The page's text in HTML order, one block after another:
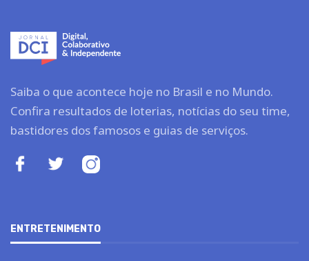
Saiba o que acontece hoje no Brasil e no Mundo.
Confira resultados de loterias, notícias do seu time,
bastidores dos famosos e guias de serviços.
ENTRETENIMENTO